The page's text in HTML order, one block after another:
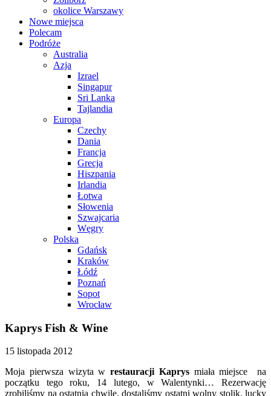
okolice Warszawy
Nowe miejsca
Polecam
Podróże
Australia
Azja
Izrael
Singapur
Sri Lanka
Tajlandia
Europa
Czechy
Dania
Francja
Grecja
Hiszpania
Irlandia
Łotwa
Słowenia
Szwajcaria
Węgry
Polska
Gdańsk
Kraków
Łódź
Poznań
Sopot
Wrocław
Kaprys Fish & Wine
15 listopada 2012
Moja pierwsza wizyta wrestauracji Kaprysmiała miejsce na
początku tego roku, 14 lutego, w Walentynki… Rezerwację
zrobiliśmy na ostatnią chwilę, dostaliśmy ostatni wolny stolik, lucky